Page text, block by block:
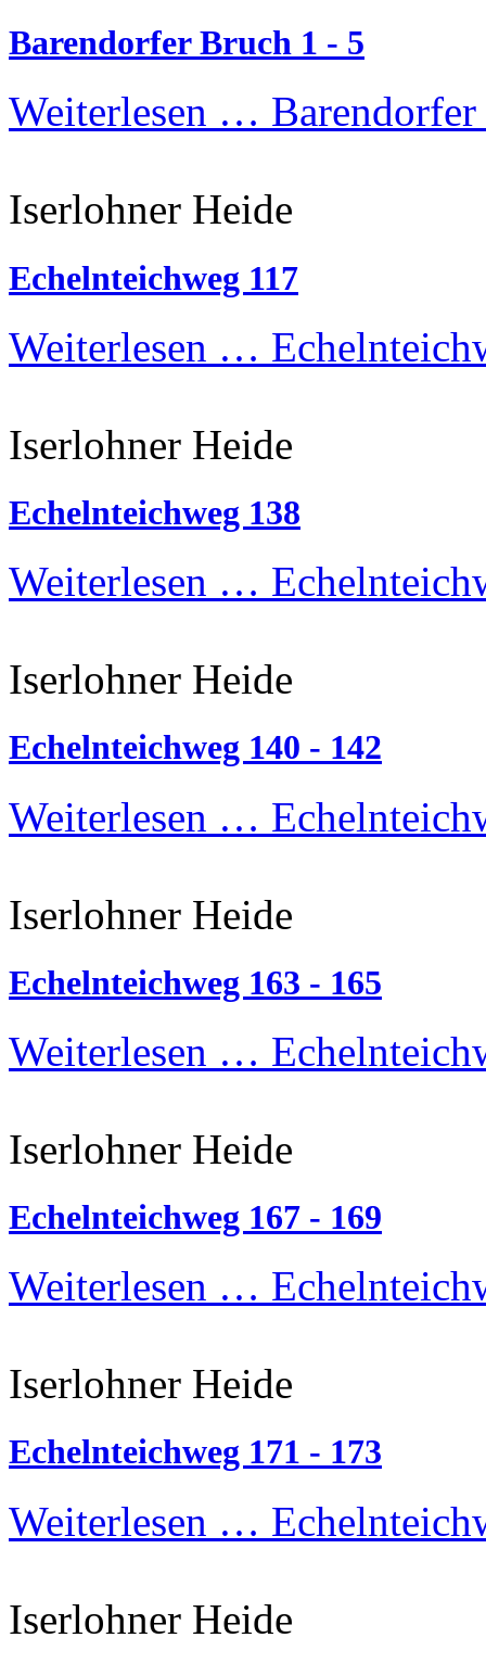
Barendorfer Bruch 1 - 5
Weiterlesen …
Iserlohner Heide
Echelnteichweg 117
Weiterlesen …
Iserlohner Heide
Echelnteichweg 138
Weiterlesen …
Iserlohner Heide
Echelnteichweg 140 - 142
Weiterlesen …
Iserlohner Heide
Echelnteichweg 163 - 165
Weiterlesen …
Iserlohner Heide
Echelnteichweg 167 - 169
Weiterlesen …
Iserlohner Heide
Echelnteichweg 171 - 173
Weiterlesen …
Iserlohner Heide